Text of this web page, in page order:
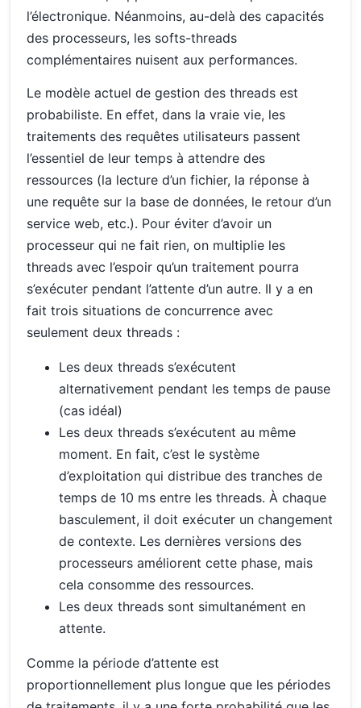
l’électronique. Néanmoins, au-delà des capacités
des processeurs, les softs-threads
complémentaires nuisent aux performances.
Le modèle actuel de gestion des threads est
probabiliste. En effet, dans la vraie vie, les
traitements des requêtes utilisateurs passent
l’essentiel de leur temps à attendre des
ressources (la lecture d’un fichier, la réponse à
une requête sur la base de données, le retour d’un
service web, etc.). Pour éviter d’avoir un
processeur qui ne fait rien, on multiplie les
threads avec l’espoir qu’un traitement pourra
s’exécuter pendant l’attente d’un autre. Il y a en
fait trois situations de concurrence avec
seulement deux threads :
Les deux threads s’exécutent
alternativement pendant les temps de pause
(cas idéal)
Les deux threads s’exécutent au même
moment. En fait, c’est le système
d’exploitation qui distribue des tranches de
temps de 10 ms entre les threads. À chaque
basculement, il doit exécuter un changement
de contexte. Les dernières versions des
processeurs améliorent cette phase, mais
cela consomme des ressources.
Les deux threads sont simultanément en
attente.
Comme la période d’attente est
proportionnellement plus longue que les périodes